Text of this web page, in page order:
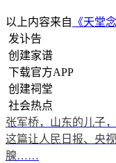
以上内容来自
《天堂
发讣告
创建家谱
下载官方APP
创建祠堂
社会热点
张军桥，山东的儿子
这篇让人民日报、央
腺……